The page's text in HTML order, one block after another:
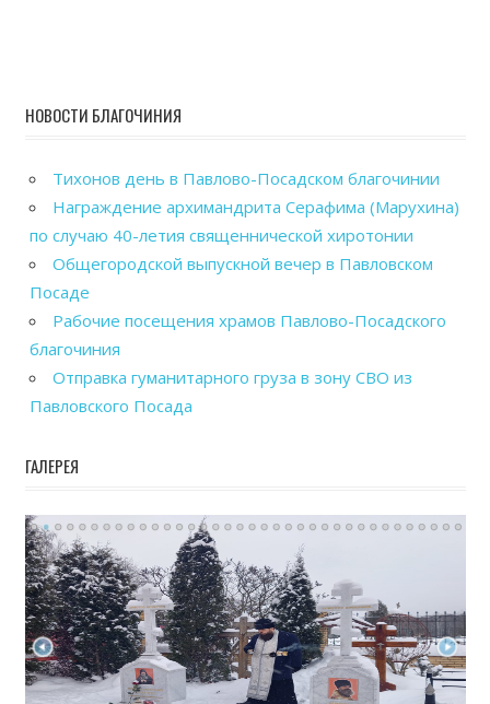
НОВОСТИ БЛАГОЧИНИЯ
Тихонов день в Павлово-Посадском благочинии
Награждение архимандрита Серафима (Марухина)
по случаю 40-летия священнической хиротонии
Общегородской выпускной вечер в Павловском
Посаде
Рабочие посещения храмов Павлово-Посадского
благочиния
Отправка гуманитарного груза в зону СВО из
Павловского Посада
ГАЛЕРЕЯ